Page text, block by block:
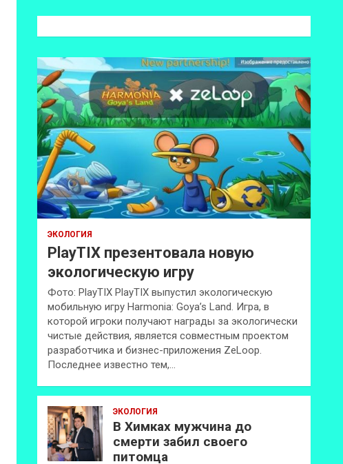
к
ЭКОЛОГИЯ
PlayTIX презентовала новую
экологическую игру
Фото: PlayTIX PlayTIX выпустил экологическую
мобильную игру Harmonia: Goya’s Land. Игра, в
которой игроки получают награды за экологически
чистые действия, является совместным проектом
разработчика и бизнес-приложения ZeLoop.
Последнее известно тем,…
ЭКОЛОГИЯ
В Химках мужчина до
смерти забил своего
питомца